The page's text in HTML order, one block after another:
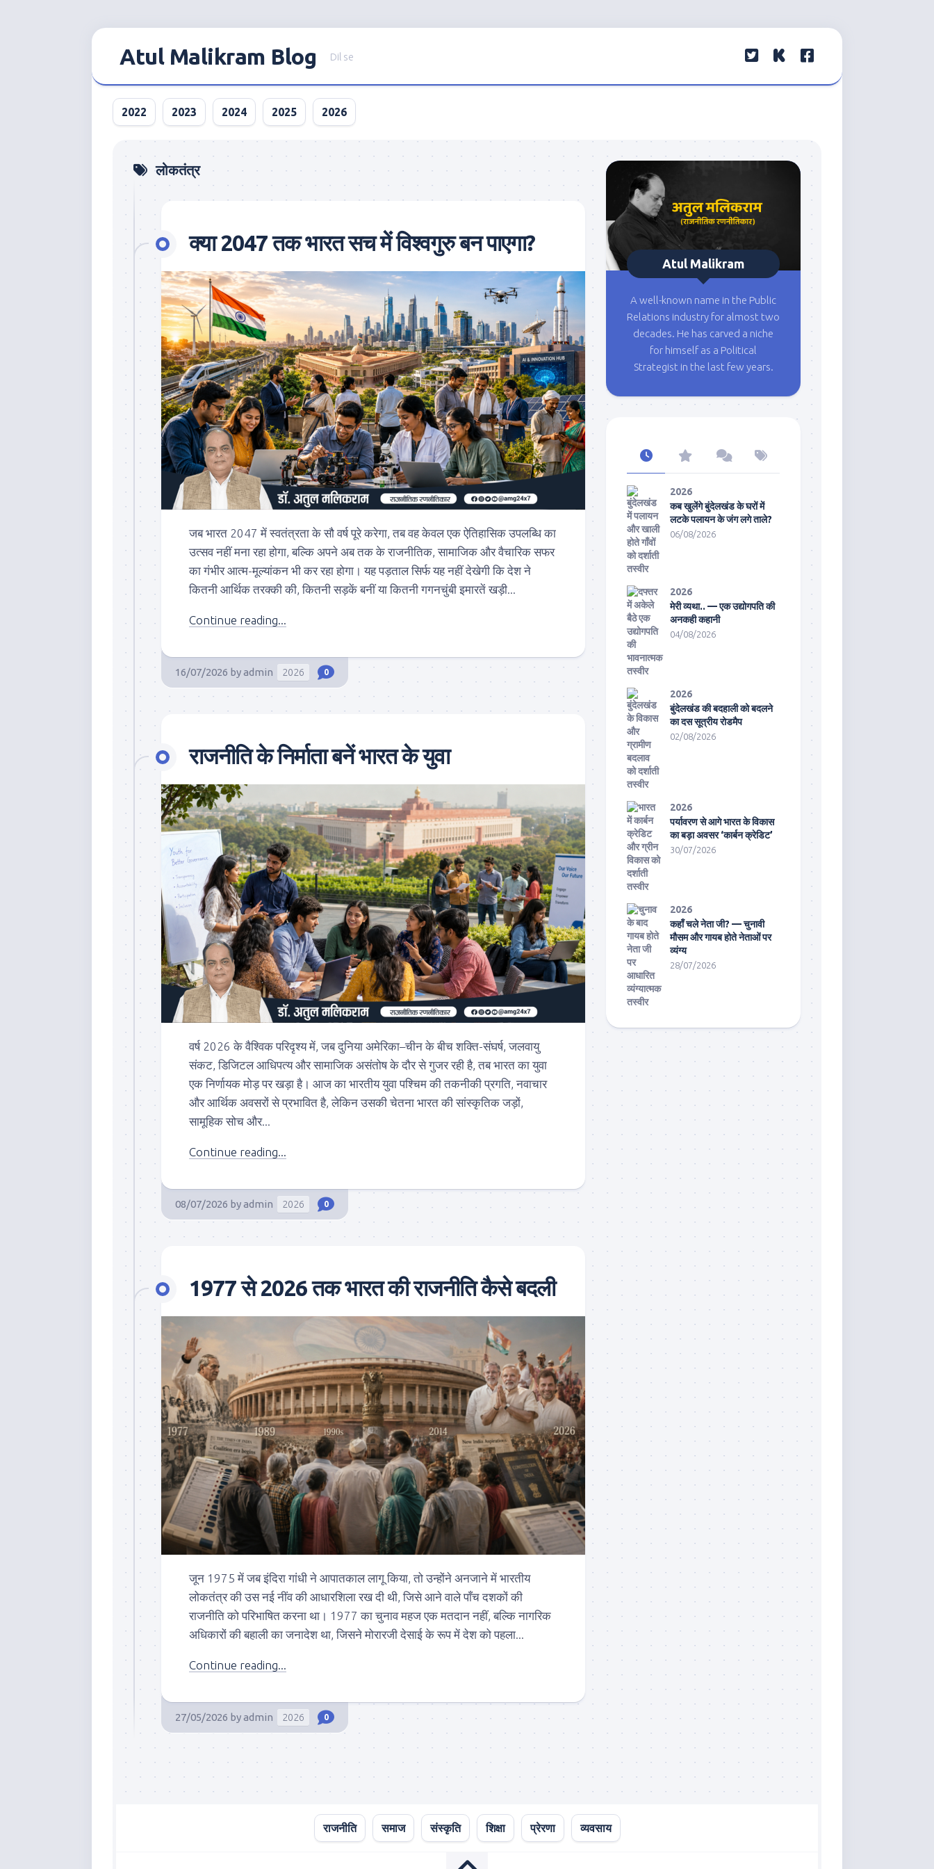
Atul Malikram Blog Dil se
2022 2023 2024 2025 2026
लोकतंत्र
क्या 2047 तक भारत सच में विश्वगुरु बन पाएगा?
जब भारत 2047 में स्वतंत्रता के सौ वर्ष पूरे करेगा, तब वह केवल एक ऐतिहासिक उपलब्धि का
उत्सव नहीं मना रहा होगा, बल्कि अपने अब तक के राजनीतिक, सामाजिक और वैचारिक सफर
का गंभीर आत्म-मूल्यांकन भी कर रहा होगा। यह पड़ताल सिर्फ यह नहीं देखेगी कि देश ने
कितनी आर्थिक तरक्की की, कितनी सड़कें बनीं या कितनी गगनचुंबी इमारतें खड़ी...
Continue reading...
16/07/2026 byadmin 2026 0
राजनीति के निर्माता बनें भारत के युवा
वर्ष 2026 के वैश्विक परिदृश्य में, जब दुनिया अमेरिका–चीन के बीच शक्ति-संघर्ष, जलवायु
संकट, डिजिटल आधिपत्य और सामाजिक असंतोष के दौर से गुजर रही है, तब भारत का युवा
एक निर्णायक मोड़ पर खड़ा है। आज का भारतीय युवा पश्चिम की तकनीकी प्रगति, नवाचार
और आर्थिक अवसरों से प्रभावित है, लेकिन उसकी चेतना भारत की सांस्कृतिक जड़ों,
सामूहिक सोच और...
Continue reading...
08/07/2026 byadmin 2026 0
1977 से 2026 तक भारत की राजनीति कैसे बदली
जून 1975 में जब इंदिरा गांधी ने आपातकाल लागू किया, तो उन्होंने अनजाने में भारतीय
लोकतंत्र की उस नई नींव की आधारशिला रख दी थी, जिसे आने वाले पाँच दशकों की
राजनीति को परिभाषित करना था। 1977 का चुनाव महज एक मतदान नहीं, बल्कि नागरिक
अधिकारों की बहाली का जनादेश था, जिसने मोरारजी देसाई के रूप में देश को पहला...
Continue reading...
27/05/2026 byadmin 2026 0
Atul Malikram
A well-known name in the Public
Relations industry for almost two
decades. He has carved a niche
for himself as a Political
Strategist in the last few years.
2026
कब खुलेंगे बुंदेलखंड के घरों में
लटके पलायन के जंग लगे ताले?
06/08/2026
2026
मेरी व्यथा.. — एक उद्योगपति की
अनकही कहानी
04/08/2026
2026
बुंदेलखंड की बदहाली को बदलने
का दस सूत्रीय रोडमैप
02/08/2026
2026
पर्यावरण से आगे भारत के विकास
का बड़ा अवसर ‘कार्बन क्रेडिट’
30/07/2026
2026
कहाँ चले नेता जी? — चुनावी
मौसम और गायब होते नेताओं पर
व्यंग्य
28/07/2026
राजनीति समाज संस्कृति शिक्षा प्रेरणा व्यवसाय